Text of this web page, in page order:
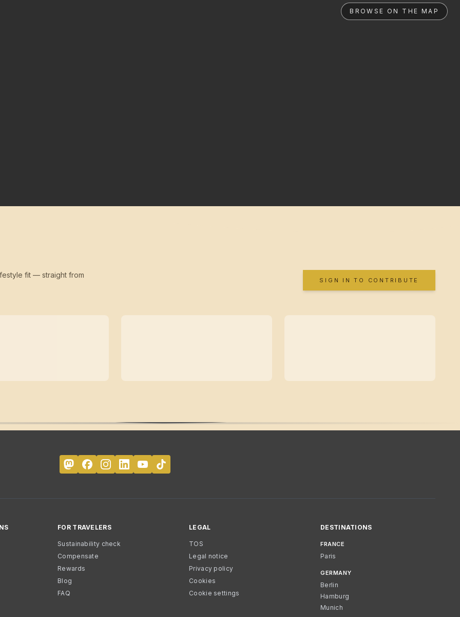
BROWSE ON THE MAP
fit — straight from
SIGN IN TO CONTRIBUTE
FOR TRAVELERS
Sustainability check
Compensate
Rewards
Blog
FAQ
LEGAL
TOS
Legal notice
Privacy policy
Cookies
Cookie settings
DESTINATIONS
FRANCE
Paris
GERMANY
Berlin
Hamburg
Munich